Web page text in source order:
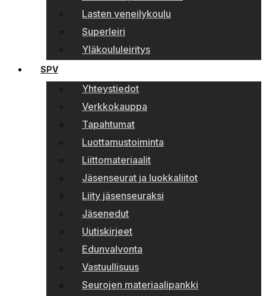
Lasten veneilykoulu
Superleiri
Yläkoululeiritys
SPV
Yhteystiedot
Verkkokauppa
Tapahtumat
Luottamustoiminta
Liittomateriaalit
Jäsenseurat ja luokkaliitot
Liity jäsenseuraksi
Jäsenedut
Uutiskirjeet
Edunvalvonta
Vastuullisuus
Seurojen materiaalipankki